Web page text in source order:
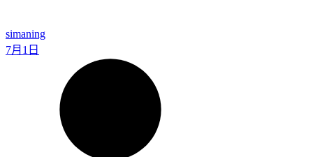
simaning
7月1日